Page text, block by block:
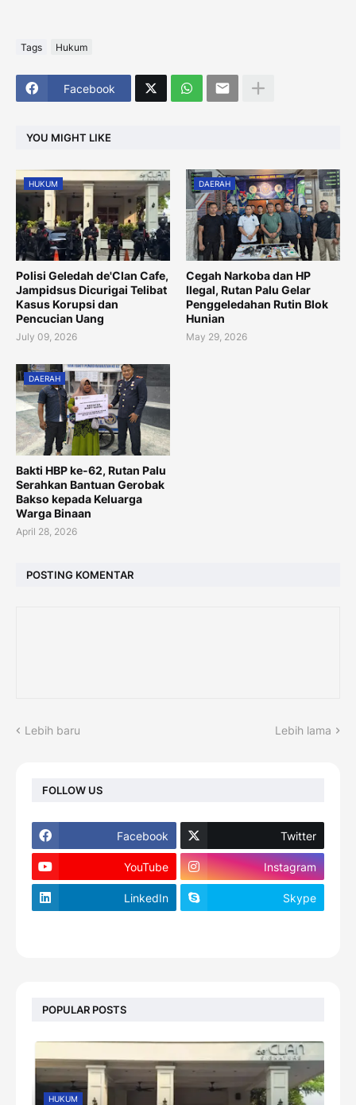
Tags Hukum
Facebook
YOU MIGHT LIKE
HUKUM
Polisi Geledah de'Clan Cafe,
Jampidsus Dicurigai Telibat
Kasus Korupsi dan
Pencucian Uang
July 09, 2026
DAERAH
Cegah Narkoba dan HP
Ilegal, Rutan Palu Gelar
Penggeledahan Rutin Blok
Hunian
May 29, 2026
DAERAH
Bakti HBP ke-62, Rutan Palu
Serahkan Bantuan Gerobak
Bakso kepada Keluarga
Warga Binaan
April 28, 2026
POSTING KOMENTAR
Lebih baru Lebih lama
FOLLOW US
Facebook Twitter
YouTube Instagram
LinkedIn Skype
POPULAR POSTS
HUKUM